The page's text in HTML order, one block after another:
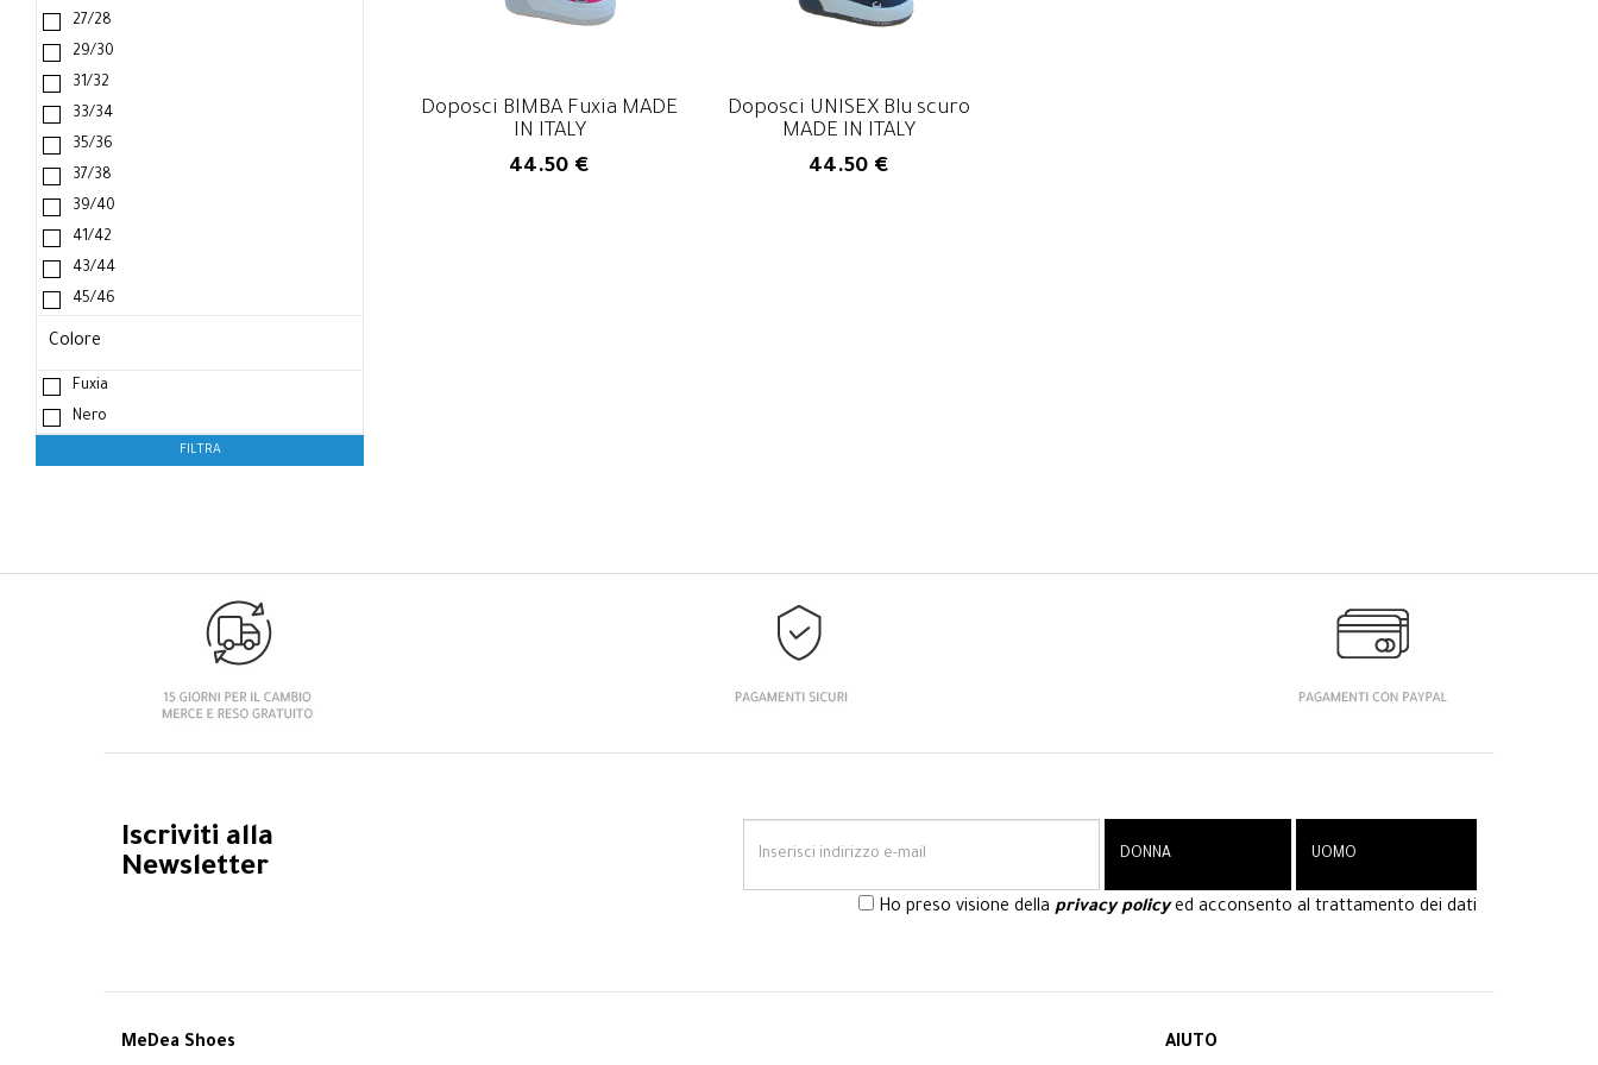
27/28
29/30
31/32
33/34
35/36
37/38
39/40
41/42
43/44
45/46
Colore
Fuxia
Nero
Doposci BIMBA Fuxia MADE
IN ITALY
44.50 €
ITALY
Doposci UNISEX Blu scuro
MADE IN ITALY
44.50 €
ITALY
Iscriviti alla
Newsletter
Ho preso visione della privacy policyed acconsento al trattamento dei dati
MeDea Shoes AIUTO